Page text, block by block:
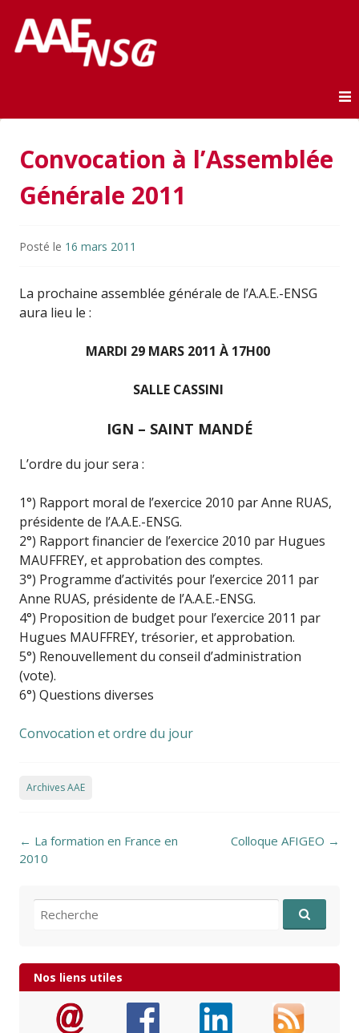
AAE-ENSG
Convocation à l’Assemblée
Générale 2011
Posté le 16 mars 2011
La prochaine assemblée générale de l’A.A.E.-ENSG
aura lieu le :
MARDI 29 MARS 2011 À 17H00
SALLE CASSINI
IGN – SAINT MANDÉ
L’ordre du jour sera :
1°) Rapport moral de l’exercice 2010 par Anne RUAS,
présidente de l’A.A.E.-ENSG.
2°) Rapport financier de l’exercice 2010 par Hugues
MAUFFREY, et approbation des comptes.
3°) Programme d’activités pour l’exercice 2011 par
Anne RUAS, présidente de l’A.A.E.-ENSG.
4°) Proposition de budget pour l’exercice 2011 par
Hugues MAUFFREY, trésorier, et approbation.
5°) Renouvellement du conseil d’administration
(vote).
6°) Questions diverses
Convocation et ordre du jour
Archives AAE
Post navigation
← La formation en France en
2010
Colloque AFIGEO →
Recherche pour:
Nos liens utiles